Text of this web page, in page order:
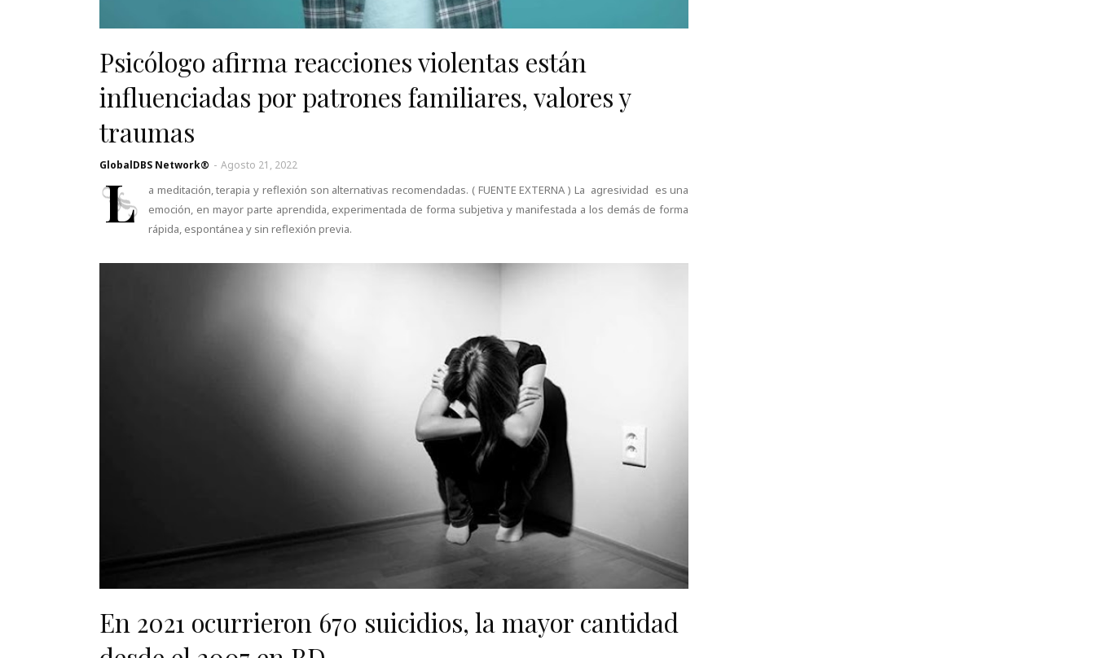
Psicólogo afirma reacciones violentas están
influenciadas por patrones familiares, valores y
traumas
GlobalDBS Network® - Agosto 21, 2022
L
a meditación, terapia y reflexión son alternativas recomendadas. ( FUENTE EXTERNA ) La agresividad es una
emoción, en mayor parte aprendida, experimentada de forma subjetiva y manifestada a los demás de forma
rápida, espontánea y sin reflexión previa.
En 2021 ocurrieron 670 suicidios, la mayor cantidad